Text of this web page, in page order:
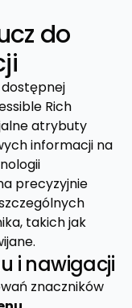
do
Rich
atrybuty
informacji na
precyzyjnie
takich jak
i nawigacji
znaczników